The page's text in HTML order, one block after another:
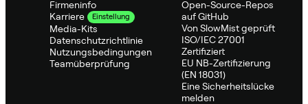
Firmeninfo
Karriere
Einstellung
Media-Kits
Datenschutzrichtlinie
Nutzungsbedingungen
Teamüberprüfung
Open-Source-Repos
auf GitHub
Von SlowMist geprüft
ISO/IEC 27001
Zertifiziert
EU NB-Zertifizierung
(EN 18031)
Eine Sicherheitslücke
melden